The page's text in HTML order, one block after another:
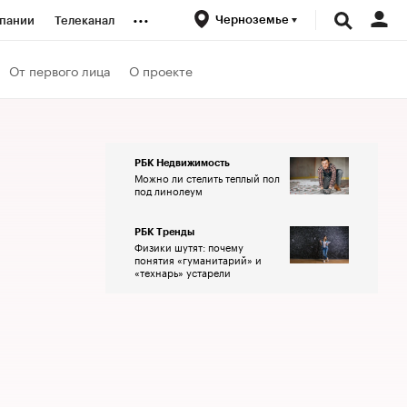
Телеканал ... Черноземье
От первого лица О проекте
РБК Недвижимость
Можно ли стелить теплый пол
под линолеум
РБК Тренды
Физики шутят: почему
понятия «гуманитарий» и
«технарь» устарели